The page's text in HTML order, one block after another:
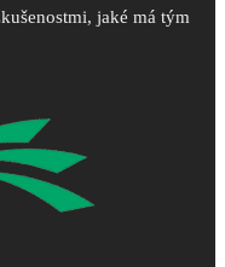
jaké má tým